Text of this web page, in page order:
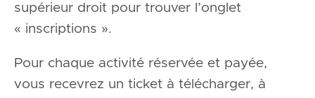
supérieur droit pour trouver l’onglet
« inscriptions ».
Pour chaque activité réservée et payée,
vous recevrez un ticket à télécharger, à